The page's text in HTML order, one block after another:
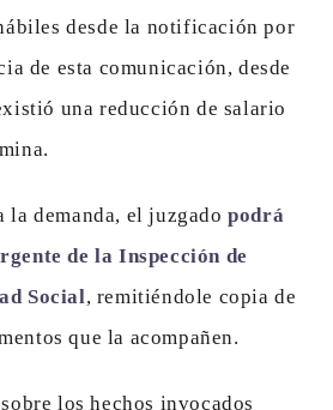
desde la notificación por
de esta comunicación, desde
una reducción de salario
la demanda, el juzgado podrá
de la Inspección de
Social, remitiéndole copia de
que la acompañen.
los hechos invocados